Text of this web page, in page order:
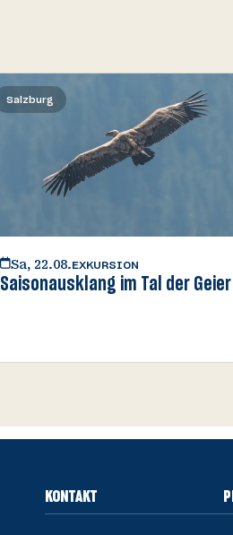
Salzburg
Sa, 22.08.EXKURSION
Saisonausklang im Tal der Geier
KONTAKT